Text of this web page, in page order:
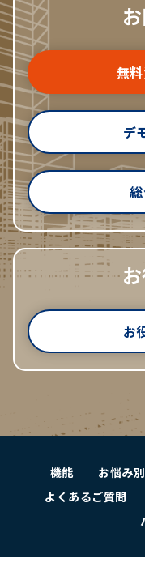
無
デ
お
機能 お悩み別
よくあるご質問